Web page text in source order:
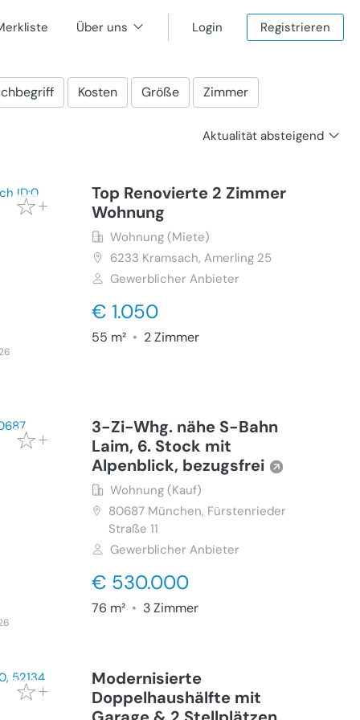
Über uns Login Registrieren
Kosten Größe Zimmer
Aktualität absteigend
Top Renovierte 2 Zimmer
Wohnung
Wohnung (Miete)
6233 Kramsach, Amerling 25
Gewerblicher Anbieter
€ 1.050
55 m² • 2 Zimmer
3-Zi-Whg. nähe S-Bahn
Laim, 6. Stock mit
Alpenblick, bezugsfrei
Wohnung (Kauf)
80687 München, Fürstenrieder
Straße 11
Gewerblicher Anbieter
€ 530.000
76 m² • 3 Zimmer
Modernisierte
Doppelhaushälfte mit